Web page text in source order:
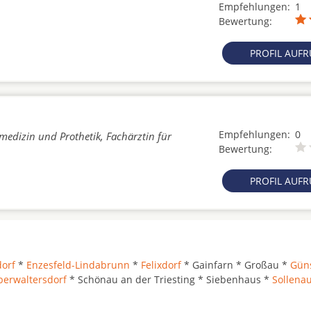
Empfehlungen: 1
Bewertung:
PROFIL
und Prothetik, Fachärztin für Empfehlungen: 0
Bewertung:
PROFIL
* Enzesfeld-Lindabrunn * Felixdorf* Gainfarn * Großau *
* Schönau an der Triesting * Siebenhaus *